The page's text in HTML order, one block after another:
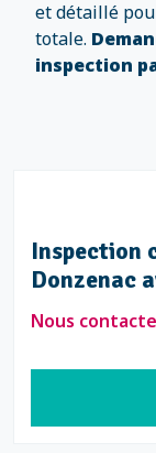
et détaillé
totale.
inspection
Inspection
Donzenac
Nous